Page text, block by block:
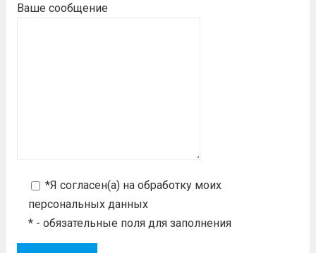
Ваше сообщение
*Я согласен(а) на обработку моих
персональных данных
* - обязательные поля для заполнения